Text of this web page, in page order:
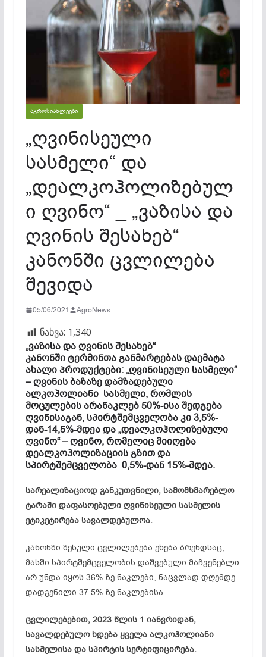
ᲐᲒᲠᲝᲡᲘᲐᲮᲚᲔᲔᲑᲘ
„ღვინისეული
სასმელი“ და
„დეალკოჰოლიზებულ
ი ღვინო“ _ „ვაზისა და
ღვინის შესახებ“
კანონში ცვლილება
შევიდა
05/06/2021 AgroNews
ნახვა: 1,340
„ვაზისა და ღვინის შესახებ“
კანონშიტერმინთა განმარტებას დაემატა
ახალი პროდუქტები:„ღვინისეული სასმელი“
–ღვინის ბაზაზე დამზადებული
ალკოჰოლიანი სასმელი, რომლის
მოცულების არანაკლებ 50%-ისა შედგება
ღვინისაგან, სპირტშემცველობა კი 3,5%-
დან-14,5%-მდეა და„დეალკოჰოლიზებული
ღვინო“ –ღვინო, რომელიც მიიღება
დეალკოჰოლიზაციის გზით და
სპირტშემცველობა 0,5%-დან 15%-მდეა.
სარეალიზაციოდ განკუთვნილი, სამომხმარებლო
ტარაში დაფასოებული ღვინისეული სასმელის
ეტიკეტირება სავალდებულოა.
კანონში შესული ცვლილებება ეხება ბრენდსაც;
მასში სპირტშემცველობის დაშვებული მაჩვენებლი
არ უნდა იყოს 36%-ზე ნაკლები, ნაცვლად დღემდე
დადგენილი 37.5%-ზე ნაკლებისა.
ცვლილებებით, 2023 წლის 1 იანვრიდან,
სავალდებულო ხდება ყველა ალკოჰოლიანი
სასმელისა და სპირტის სერტიფიცირება.